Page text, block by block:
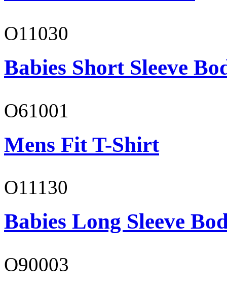
O11030
Babies Short Sleeve
O61001
Mens Fit T-Shirt
O11130
Babies Long Sleeve
O90003